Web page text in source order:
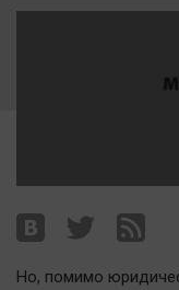
Архив
Наша победа
Но, помимо